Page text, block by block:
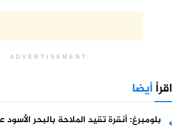
ADVERTISEMENT
اقرأأيضا
بلومبرغ: أنقرة تقيد الملاحة بالبحر